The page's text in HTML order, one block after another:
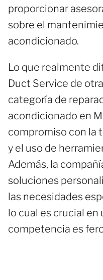
proporcionar
sobre el
acondicionado.
Lo que realmente
Duct Service de
categoría de
acondicionado en
compromiso con la
y el uso de
Además, la
soluciones
las necesidades
lo cual es crucial en
competencia es